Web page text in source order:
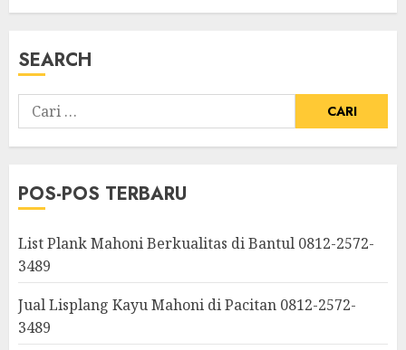
SEARCH
POS-POS TERBARU
List Plank Mahoni Berkualitas di Bantul 0812-2572-
3489
Jual Lisplang Kayu Mahoni di Pacitan 0812-2572-
3489